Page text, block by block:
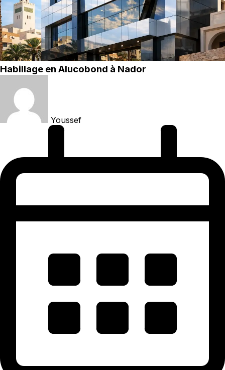
Habillage en Alucobond à Nador
Youssef